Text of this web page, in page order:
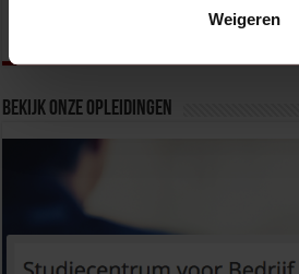
Weigeren
Bekijk onze opleidingen